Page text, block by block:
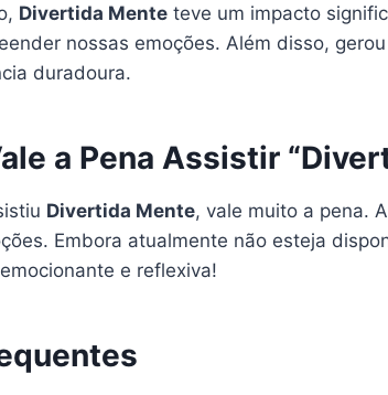
Divertida Mente teve um impacto
nossas emoções. Além disso,
duradoura.
a Pena Assistir
Divertida Mente, vale muito a pena.
Embora atualmente não esteja
e reflexiva!